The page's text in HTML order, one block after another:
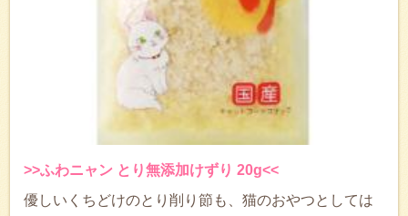
>>ふわニャン とり無添加けずり 20g<<
優しいくちどけのとり削り節も、猫のおやつとしては